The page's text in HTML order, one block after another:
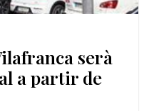
serà
a partir de